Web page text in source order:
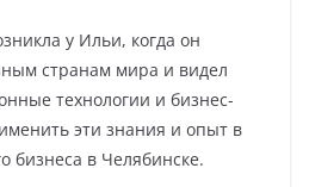
у Ильи, когда он
странам мира и видел
технологии и бизнес-
эти знания и опыт в
бизнеса в Челябинске.